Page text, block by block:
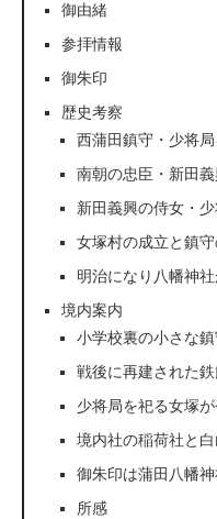
御由緒
参拝情報
御朱印
歴史考察
西蒲田鎮守・少将
南朝の忠臣・新田
新田義興の侍女・
女塚村の成立と鎮
明治になり八幡神
境内案内
小学校裏の小さな
戦後に再建された
少将局を祀る女塚
境内社の稲荷社と
御朱印は蒲田八幡
所感